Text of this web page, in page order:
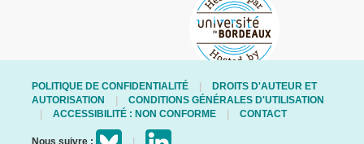
POLITIQUE DE CONFIDENTIALITÉ
DROITS D'AUTEUR ET
AUTORISATION
CONDITIONS GÉNÉRALES D'UTILISATION
ACCESSIBILITÉ : NON CONFORME
CONTACT